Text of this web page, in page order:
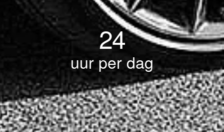
24
uur per dag